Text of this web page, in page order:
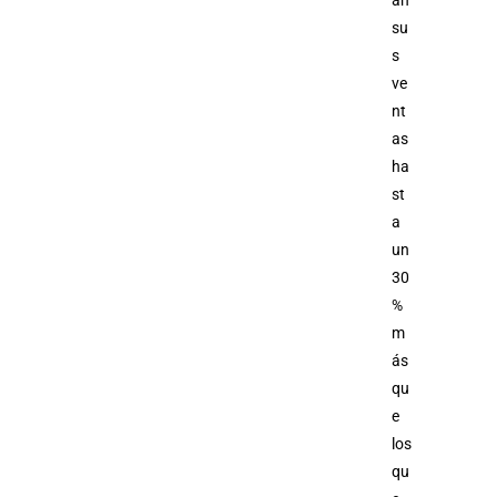
su
s
ve
nt
as
ha
st
a
un
30
%
m
ás
qu
e
los
qu